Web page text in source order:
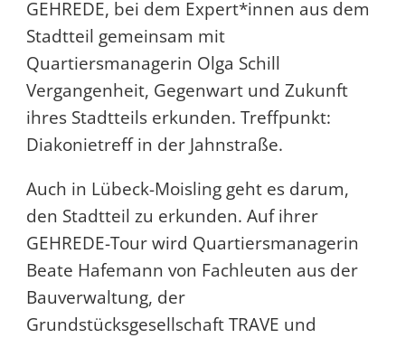
GEHREDE, bei dem Expert*innen aus dem
Stadtteil gemeinsam mit
Quartiersmanagerin Olga Schill
Vergangenheit, Gegenwart und Zukunft
ihres Stadtteils erkunden. Treffpunkt:
Diakonietreff in der Jahnstraße.
Auch in Lübeck-Moisling geht es darum,
den Stadtteil zu erkunden. Auf ihrer
GEHREDE-Tour wird Quartiersmanagerin
Beate Hafemann von Fachleuten aus der
Bauverwaltung, der
Grundstücksgesellschaft TRAVE und